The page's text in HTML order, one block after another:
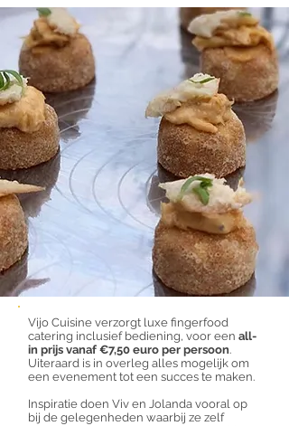
Vijo Cuisine verzorgt luxe fingerfood
catering inclusief bediening, voor een all-
in prijs vanaf €7,50 euro per persoon.
Uiteraard is in overleg alles mogelijk om
een evenement tot een succes te maken.
Inspiratie doen Viv en Jolanda vooral op
bij de gelegenheden waarbij ze zelf